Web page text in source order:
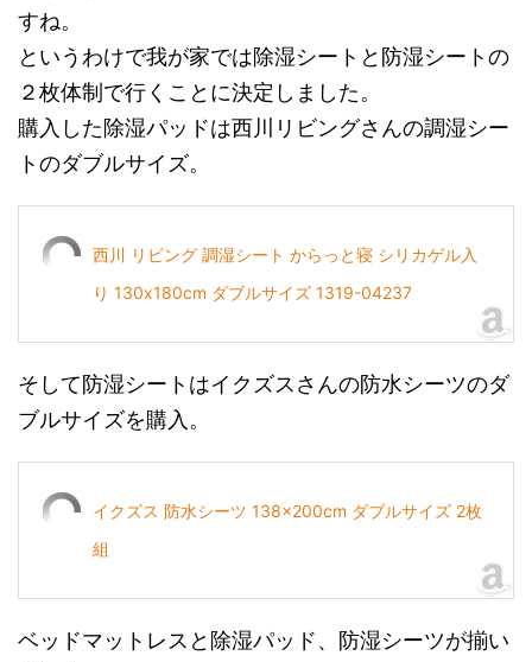
すね。
というわけで我が家では除湿シートと防湿シートの
２枚体制で行くことに決定しました。
購入した除湿パッドは西川リビングさんの調湿シー
トのダブルサイズ。
西川 リビング 調湿シート からっと寝 シリカゲル入
り 130x180cm ダブルサイズ 1319-04237
そして防湿シートはイクズスさんの防水シーツのダ
ブルサイズを購入。
イクズス 防水シーツ 138×200cm ダブルサイズ 2枚
組
ベッドマットレスと除湿パッド、防湿シーツが揃い